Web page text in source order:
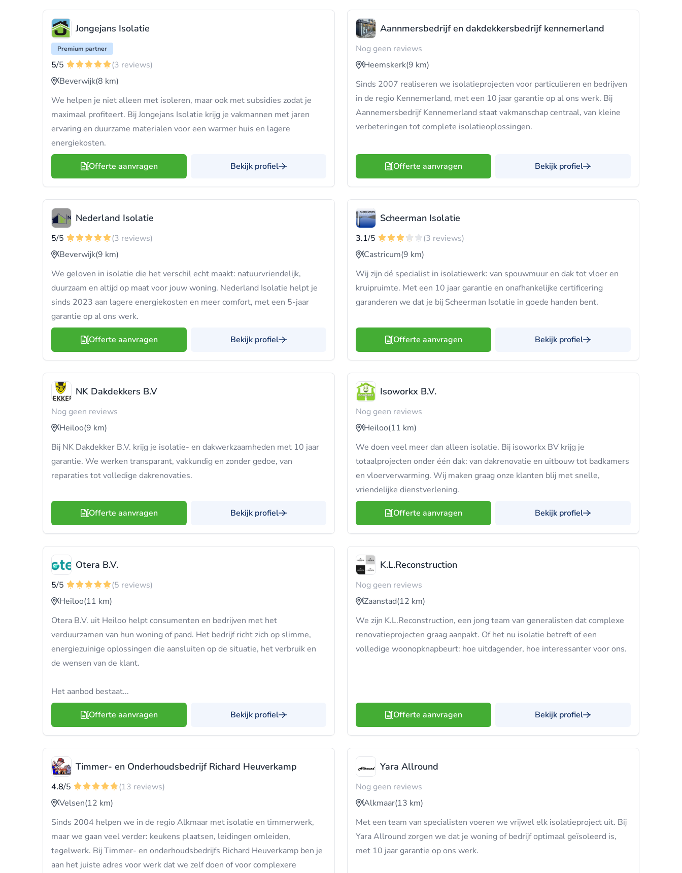
Jongejans Isolatie
Premium partner
5/5
(3 reviews)
Beverwijk(8 km)
We helpen je niet alleen met isoleren, maar ook met subsidies zodat je
maximaal profiteert. Bij Jongejans Isolatie krijg je vakmannen met jaren
ervaring en duurzame materialen voor een warmer huis en lagere
energiekosten.
Offerte aanvragen Bekijk profiel
Aannmersbedrijf en dakdekkersbedrijf kennemerland
Nog geen reviews
Heemskerk(9 km)
Sinds 2007 realiseren we isolatieprojecten voor particulieren en bedrijven
in de regio Kennemerland, met een 10 jaar garantie op al ons werk. Bij
Aannemersbedrijf Kennemerland staat vakmanschap centraal, van kleine
verbeteringen tot complete isolatieoplossingen.
Offerte aanvragen Bekijk profiel
Nederland Isolatie
5/5
(3 reviews)
Beverwijk(9 km)
We geloven in isolatie die het verschil echt maakt: natuurvriendelijk,
duurzaam en altijd op maat voor jouw woning. Nederland Isolatie helpt je
sinds 2023 aan lagere energiekosten en meer comfort, met een 5-jaar
garantie op al ons werk.
Offerte aanvragen Bekijk profiel
Scheerman Isolatie
3.1/5
(3 reviews)
Castricum(9 km)
Wij zijn dé specialist in isolatiewerk: van spouwmuur en dak tot vloer en
kruipruimte. Met een 10 jaar garantie en onafhankelijke certificering
garanderen we dat je bij Scheerman Isolatie in goede handen bent.
Offerte aanvragen Bekijk profiel
NK Dakdekkers B.V
Nog geen reviews
Heiloo(9 km)
Bij NK Dakdekker B.V. krijg je isolatie- en dakwerkzaamheden met 10 jaar
garantie. We werken transparant, vakkundig en zonder gedoe, van
reparaties tot volledige dakrenovaties.
Offerte aanvragen Bekijk profiel
Isoworkx B.V.
Nog geen reviews
Heiloo(11 km)
We doen veel meer dan alleen isolatie. Bij isoworkx BV krijg je
totaalprojecten onder één dak: van dakrenovatie en uitbouw tot badkamers
en vloerverwarming. Wij maken graag onze klanten blij met snelle,
vriendelijke dienstverlening.
Offerte aanvragen Bekijk profiel
Otera B.V.
5/5
(5 reviews)
Heiloo(11 km)
Otera B.V. uit Heiloo helpt consumenten en bedrijven met het
verduurzamen van hun woning of pand. Het bedrijf richt zich op slimme,
energiezuinige oplossingen die aansluiten op de situatie, het verbruik en
de wensen van de klant.
Het aanbod bestaat...
Offerte aanvragen Bekijk profiel
K.L.Reconstruction
Nog geen reviews
Zaanstad(12 km)
We zijn K.L.Reconstruction, een jong team van generalisten dat complexe
renovatieprojecten graag aanpakt. Of het nu isolatie betreft of een
volledige woonopknapbeurt: hoe uitdagender, hoe interessanter voor ons.
Offerte aanvragen Bekijk profiel
Timmer- en Onderhoudsbedrijf Richard Heuverkamp
4.8/5
(13 reviews)
Velsen(12 km)
Sinds 2004 helpen we in de regio Alkmaar met isolatie en timmerwerk,
maar we gaan veel verder: keukens plaatsen, leidingen omleiden,
tegelwerk. Bij Timmer- en onderhoudsbedrijfs Richard Heuverkamp ben je
aan het juiste adres voor werk dat we zelf doen of voor complexere
Yara Allround
Nog geen reviews
Alkmaar(13 km)
Met een team van specialisten voeren we vrijwel elk isolatieproject uit. Bij
Yara Allround zorgen we dat je woning of bedrijf optimaal geïsoleerd is,
met 10 jaar garantie op ons werk.